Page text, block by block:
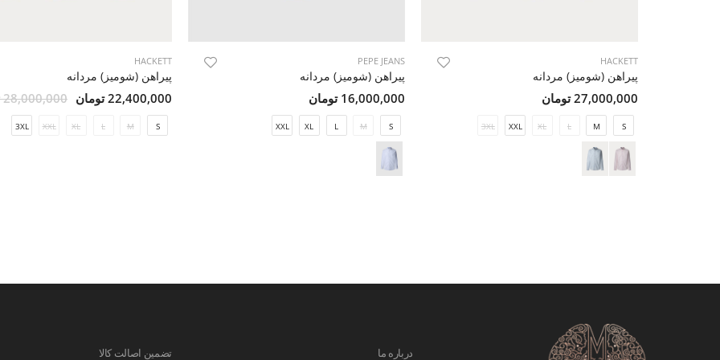
HACKETT
پیراهن (شومیز) مردانه
27,000,000 تومان
S
M
L
XL
XXL
3XL
PEPE JEANS
پیراهن (شومیز) مردانه
16,000,000 تومان
S
M
L
XL
XXL
HACKETT
پیراهن (شومیز) مردانه
22,400,000 تومان 28,000,000 تومان
S
M
L
XL
XXL
3XL
درباره ما تضمین اصالت کالا